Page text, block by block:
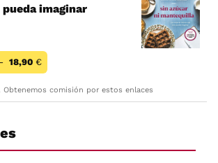
imaginar
18,90 €
Obtenemos comisión por estos enlaces